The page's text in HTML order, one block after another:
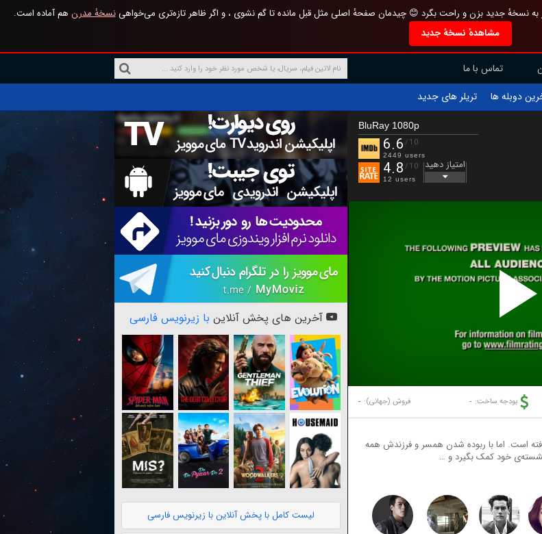
به نسخهٔ جدید بزن و راحت بگرد 😊 چیدمان صفحهٔ اصلی مثل قبل مانده تا گم نشوی ، و اگر ظاهر تازه‌تری می‌خواهینسخهٔ مدرن هم آماده است.
مشاهدهٔ نسخهٔ جدید
تماس با ما
دوبله ها تریلر های جدید
BluRay 1080p
6.6 /10
2449 users
4.8 /10
12 users
امتیاز دهید
بودجه ساخت: - فروش (جهانی): -
است. اما با ربوده شدن همسر و فرزندش همه
خود کمک بگیرد و …
آخرین های پخش آنلاین با زیرنویس فارسی
لیست کامل با پخش آنلاین با زیرنویس فارسی